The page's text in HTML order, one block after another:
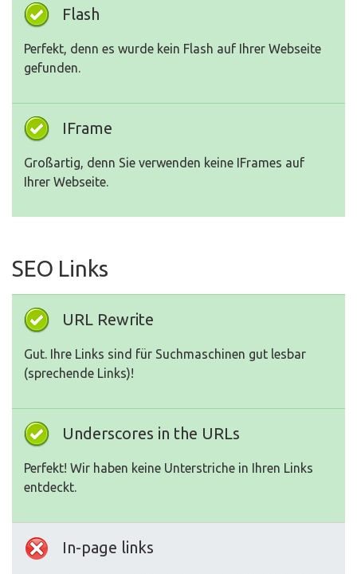
Flash
Perfekt, denn es wurde kein Flash auf Ihrer Webseite
gefunden.
IFrame
Großartig, denn Sie verwenden keine IFrames auf
Ihrer Webseite.
SEO Links
URL Rewrite
Gut. Ihre Links sind für Suchmaschinen gut lesbar
(sprechende Links)!
Underscores in the URLs
Perfekt! Wir haben keine Unterstriche in Ihren Links
entdeckt.
In-page links